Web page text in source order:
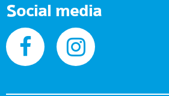
Social media